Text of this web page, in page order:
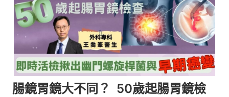
腸鏡胃鏡大不同？ 50歲起腸胃鏡檢